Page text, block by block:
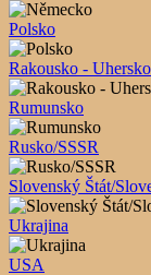
Polsko
Rakousko - Uhersko
Rumunsko
Rusko/SSSR
Slovenský Štát/
Ukrajina
USA